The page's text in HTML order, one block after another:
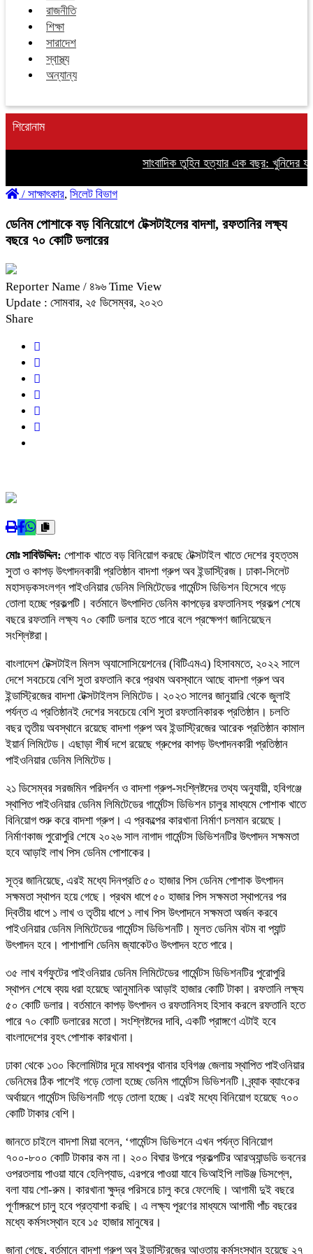
রাজনীতি
শিক্ষা
সারাদেশ
স্বাস্থ্য
অন্যান্য
শিরোনাম
সাংবাদিক তুহিন হত্যার এক বছর: খুনিদের
/ সাক্ষাৎকার, সিলেট বিভাগ
ডেনিম পোশাকে বড় বিনিয়োগে টেক্সটাইলের বাদশা, রফতানির লক্ষ্য
বছরে ৭০ কোটি ডলারের
Reporter Name / ৪৯৬ Time View
Update : সোমবার, ২৫ ডিসেম্বর, ২০২৩
Share
মোঃ সাবিউদ্দিন: পোশাক খাতে বড় বিনিয়োগ করছে টেক্সটাইল খাতে দেশের বৃহত্তম
সুতা ও কাপড় উৎপাদনকারী প্রতিষ্ঠান বাদশা গ্রুপ অব ইন্ডাস্ট্রিজ। ঢাকা-সিলেট
মহাসড়কসংলগ্ন পাইওনিয়ার ডেনিম লিমিটেডের গার্মেন্টস ডিভিশন হিসেবে গড়ে
তোলা হচ্ছে প্রকল্পটি। বর্তমানে উৎপাদিত ডেনিম কাপড়ের রফতানিসহ প্রকল্প শেষে
বছরে রফতানি লক্ষ্য ৭০ কোটি ডলার হতে পারে বলে প্রক্ষেপণ জানিয়েছেন
সংশ্লিষ্টরা।
বাংলাদেশ টেক্সটাইল মিলস অ্যাসোসিয়েশনের (বিটিএমএ) হিসাবমতে, ২০২২ সালে
দেশে সবচেয়ে বেশি সুতা রফতানি করে প্রথম অবস্থানে আছে বাদশা গ্রুপ অব
ইন্ডাস্ট্রিজের বাদশা টেক্সটাইলস লিমিটেড। ২০২৩ সালের জানুয়ারি থেকে জুলাই
পর্যন্ত এ প্রতিষ্ঠানই দেশের সবচেয়ে বেশি সুতা রফতানিকারক প্রতিষ্ঠান। চলতি
বছর তৃতীয় অবস্থানে রয়েছে বাদশা গ্রুপ অব ইন্ডাস্ট্রিজের আরেক প্রতিষ্ঠান কামাল
ইয়ার্ন লিমিটেড। এছাড়া শীর্ষ দশে রয়েছে গ্রুপের কাপড় উৎপাদনকারী প্রতিষ্ঠান
পাইওনিয়ার ডেনিম লিমিটেড।
২১ ডিসেম্বর সরজমিন পরিদর্শন ও বাদশা গ্রুপ-সংশ্লিষ্টদের তথ্য অনুযায়ী, হবিগঞ্জে
স্থাপিত পাইওনিয়ার ডেনিম লিমিটেডের গার্মেন্টস ডিভিশন চালুর মাধ্যমে পোশাক খাতে
বিনিয়োগ শুরু করে বাদশা গ্রুপ। এ প্রকল্পের কারখানা নির্মাণ চলমান রয়েছে।
নির্মাণকাজ পুরোপুরি শেষে ২০২৬ সাল নাগাদ গার্মেন্টস ডিভিশনটির উৎপাদন সক্ষমতা
হবে আড়াই লাখ পিস ডেনিম পোশাকের।
সূত্র জানিয়েছে, এরই মধ্যে দিনপ্রতি ৫০ হাজার পিস ডেনিম পোশাক উৎপাদন
সক্ষমতা স্থাপন হয়ে গেছে। প্রথম ধাপে ৫০ হাজার পিস সক্ষমতা স্থাপনের পর
দ্বিতীয় ধাপে ১ লাখ ও তৃতীয় ধাপে ১ লাখ পিস উৎপাদনে সক্ষমতা অর্জন করবে
পাইওনিয়ার ডেনিম লিমিটেডের গার্মেন্টস ডিভিশনটি। মূলত ডেনিম বটম বা প্যান্ট
উৎপাদন হবে। পাশাপাশি ডেনিম জ্যাকেটও উৎপাদন হতে পারে।
৩৫ লাখ বর্গফুটের পাইওনিয়ার ডেনিম লিমিটেডের গার্মেন্টস ডিভিশনটির পুরোপুরি
স্থাপন শেষে ব্যয় ধরা হয়েছে আনুমানিক আড়াই হাজার কোটি টাকা। রফতানি লক্ষ্য
৫০ কোটি ডলার। বর্তমানে কাপড় উৎপাদন ও রফতানিসহ হিসাব করলে রফতানি হতে
পারে ৭০ কোটি ডলারের মতো। সংশ্লিষ্টদের দাবি, একটি প্রাঙ্গণে এটাই হবে
বাংলাদেশের বৃহৎ পোশাক কারখানা।
ঢাকা থেকে ১৩০ কিলোমিটার দূরে মাধবপুর থানার হবিগঞ্জ জেলায় স্থাপিত পাইওনিয়ার
ডেনিমের ঠিক পাশেই গড়ে তোলা হচ্ছে ডেনিম গার্মেন্টস ডিভিশনটি। ব্র্যাক ব্যাংকের
অর্থায়নে গার্মেন্টস ডিভিশনটি গড়ে তোলা হচ্ছে। এরই মধ্যে বিনিয়োগ হয়েছে ৭০০
কোটি টাকার বেশি।
জানতে চাইলে বাদশা মিয়া বলেন, ‘‌গার্মেন্টস ডিভিশনে এখন পর্যন্ত বিনিয়োগ
৭০০-৮০০ কোটি টাকার কম না। ২০০ বিঘার উপরে প্রকল্পটির আরঅ্যান্ডডি ভবনের
ওপরতলায় পাওয়া যাবে হেলিপ্যাড, এরপরে পাওয়া যাবে ভিআইপি লাউঞ্জ ডিসপ্লে,
বলা যায় শো-রুম। কারখানা ক্ষুদ্র পরিসরে চালু করে ফেলেছি। আগামী দুই বছরে
পূর্ণাঙ্গরূপে চালু হবে প্রত্যাশা করছি। এ লক্ষ্য পূরণের মাধ্যমে আগামী পাঁচ বছরের
মধ্যে কর্মসংস্থান হবে ১৫ হাজার মানুষের।
জানা গেছে, বর্তমানে বাদশা গ্রুপ অব ইন্ডাস্ট্রিজের আওতায় কর্মসংস্থান হয়েছে ২৭